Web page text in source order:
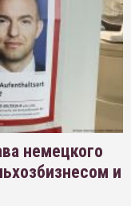
немецкого
и